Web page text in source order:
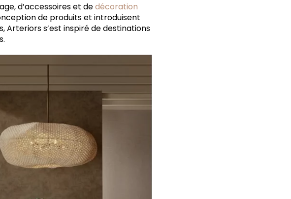
d’accessoires et dedécoration
de produits et introduisent
Arteriors s’est inspiré de destinations